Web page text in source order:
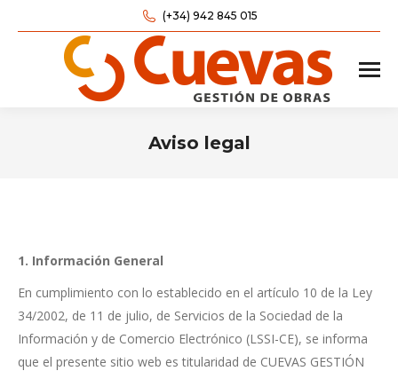
(+34) 942 845 015
Aviso legal
1. Información General
En cumplimiento con lo establecido en el artículo 10 de la Ley
34/2002, de 11 de julio, de Servicios de la Sociedad de la
Información y de Comercio Electrónico (LSSI-CE), se informa
que el presente sitio web es titularidad de CUEVAS GESTIÓN